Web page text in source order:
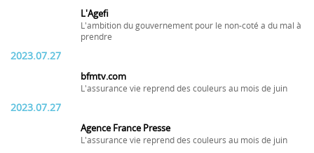
L'Agefi
L'ambition du gouvernement pour le non-coté a du mal à
prendre
2023.07.27
bfmtv.com
L'assurance vie reprend des couleurs au mois de juin
2023.07.27
Agence France Presse
L'assurance vie reprend des couleurs au mois de juin